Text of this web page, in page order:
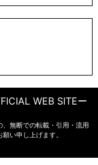
WEB SITEー
無断での転載・引用・流用
い申し上げます。